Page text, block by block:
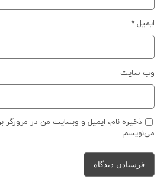
ایمیل*
وب‌ سایت
ذخیره نام، ایمیل و وبسایت من در مرورگر
می‌نویسم.